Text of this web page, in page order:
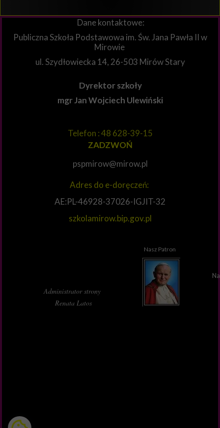
Dyrektor szkoły
mgr Jan Wojciech Ulewiński
Administrator strony
Renata Latos
Nasz Patron
Adres do e-doręczeń:
AE:PL-46928-37026-IGJIT-32
szkolamirow.bip.gov.pl
pspmirow@mirow.pl
Telefon : 48 628-39-15
ZADZWOŃ
Dane kontaktowe:
Publiczna Szkoła Podstawowa im. Św. Jana Pawła II w
Mirowie
ul. Szydłowiecka 14, 26-503 Mirów Stary